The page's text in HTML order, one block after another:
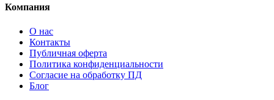
Компания
О нас
Контакты
Публичная оферта
Политика конфиденциальности
Согласие на обработку ПД
Блог